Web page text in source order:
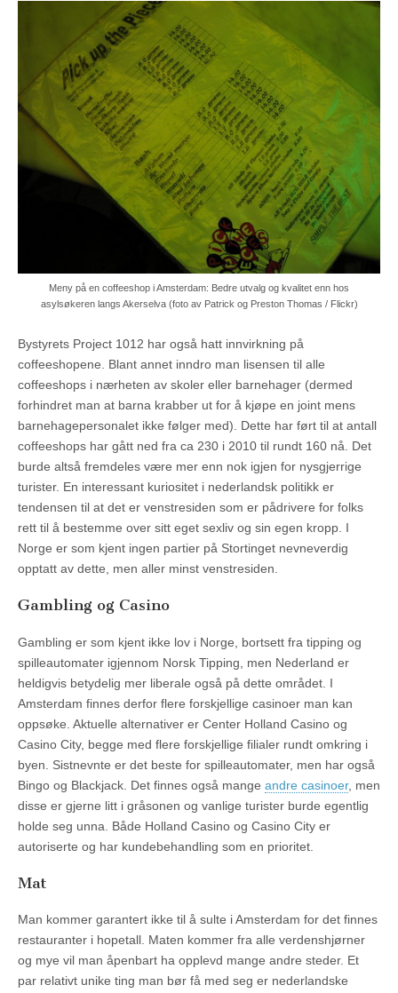
Meny på en coffeeshop i Amsterdam: Bedre utvalg og kvalitet enn hos
asylsøkeren langs Akerselva (foto av Patrick og Preston Thomas / Flickr)
Bystyrets Project 1012 har også hatt innvirkning på
coffeeshopene. Blant annet inndro man lisensen til alle
coffeeshops i nærheten av skoler eller barnehager (dermed
forhindret man at barna krabber ut for å kjøpe en joint mens
barnehagepersonalet ikke følger med). Dette har ført til at antall
coffeeshops har gått ned fra ca 230 i 2010 til rundt 160 nå. Det
burde altså fremdeles være mer enn nok igjen for nysgjerrige
turister. En interessant kuriositet i nederlandsk politikk er
tendensen til at det er venstresiden som er pådrivere for folks
rett til å bestemme over sitt eget sexliv og sin egen kropp. I
Norge er som kjent ingen partier på Stortinget nevneverdig
opptatt av dette, men aller minst venstresiden.
Gambling og Casino
Gambling er som kjent ikke lov i Norge, bortsett fra tipping og
spilleautomater igjennom Norsk Tipping, men Nederland er
heldigvis betydelig mer liberale også på dette området. I
Amsterdam finnes derfor flere forskjellige casinoer man kan
oppsøke. Aktuelle alternativer er Center Holland Casino og
Casino City, begge med flere forskjellige filialer rundt omkring i
byen. Sistnevnte er det beste for spilleautomater, men har også
Bingo og Blackjack. Det finnes også mange andre casinoer, men
disse er gjerne litt i gråsonen og vanlige turister burde egentlig
holde seg unna. Både Holland Casino og Casino City er
autoriserte og har kundebehandling som en prioritet.
Mat
Man kommer garantert ikke til å sulte i Amsterdam for det finnes
restauranter i hopetall. Maten kommer fra alle verdenshjørner
og mye vil man åpenbart ha opplevd mange andre steder. Et
par relativt unike ting man bør få med seg er nederlandske